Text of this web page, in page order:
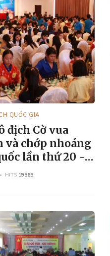
QUỐC GIA
địch Cờ vua
và chớp nhoáng
lần thứ 20 -
HITS 19565